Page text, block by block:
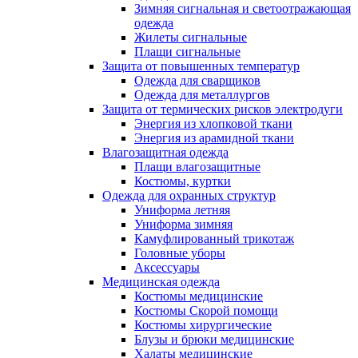
Зимняя сигнальная и светоотражающая
одежда
Жилеты сигнальные
Плащи сигнальные
Защита от повышенных температур
Одежда для сварщиков
Одежда для металлургов
Защита от термических рисков электродуги
Энергия из хлопковой ткани
Энергия из арамидной ткани
Влагозащитная одежда
Плащи влагозащитные
Костюмы, куртки
Одежда для охранных структур
Униформа летняя
Униформа зимняя
Камуфлированный трикотаж
Головные уборы
Аксессуары
Медицинская одежда
Костюмы медицинские
Костюмы Скорой помощи
Костюмы хирургические
Блузы и брюки медицинские
Халаты медицинские